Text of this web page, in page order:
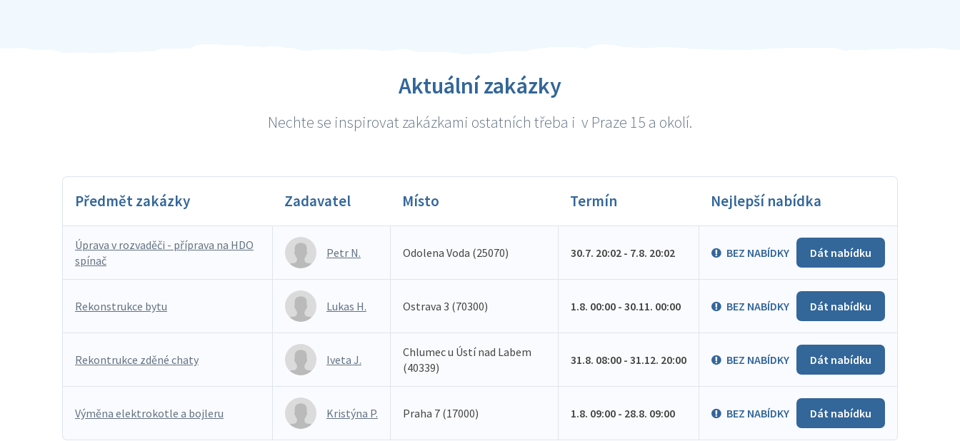
Aktuální zakázky
Nechte se inspirovat zakázkami ostatních třeba i v Praze 15 a okolí.
Předmět zakázky Zadavatel Místo Termín Nejlepší nabídka
Úprava v rozvaděči - příprava na HDO
spínač
Petr N. Odolena Voda (25070) 30.7. 20:02 - 7.8. 20:02 BEZ NABÍDKY Dát nabídku
Rekonstrukce bytu Lukas H. Ostrava 3 (70300) 1.8. 00:00 - 30.11. 00:00 BEZ NABÍDKY Dát nabídku
Rekontrukce zděné chaty Iveta J.
Chlumec u Ústí nad Labem
(40339)
31.8. 08:00 - 31.12. 20:00 BEZ NABÍDKY Dát nabídku
Výměna elektrokotle a bojleru Kristýna P. Praha 7 (17000) 1.8. 09:00 - 28.8. 09:00 BEZ NABÍDKY Dát nabídku